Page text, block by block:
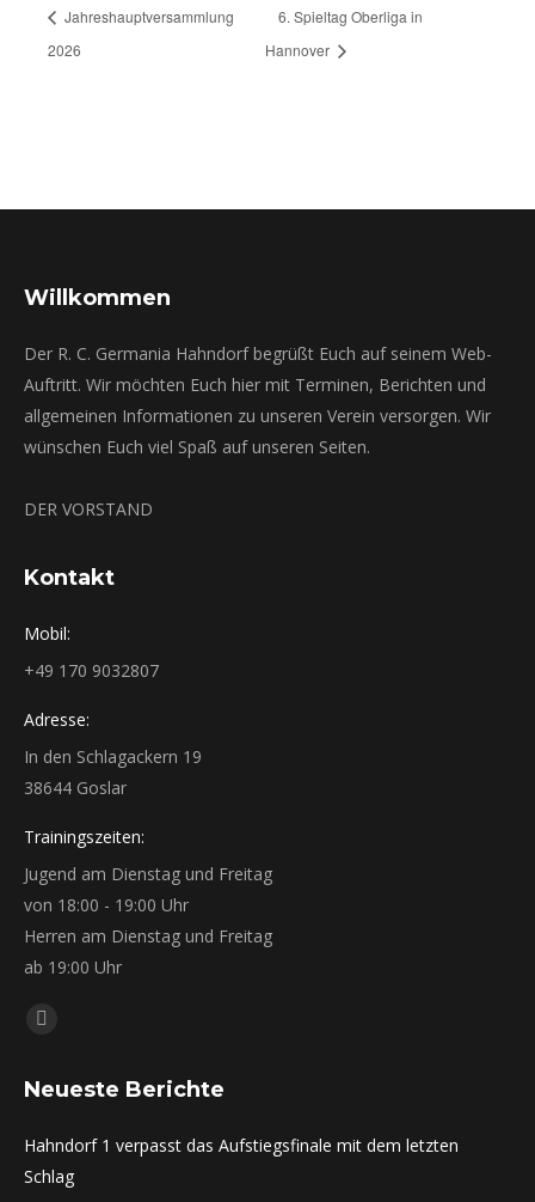
Jahreshauptversammlung
2026
6. Spieltag Oberliga in
Hannover
Willkommen
Der R. C. Germania Hahndorf begrüßt Euch auf seinem Web-
Auftritt. Wir möchten Euch hier mit Terminen, Berichten und
allgemeinen Informationen zu unseren Verein versorgen. Wir
wünschen Euch viel Spaß auf unseren Seiten.
DER VORSTAND
Kontakt
Mobil:
+49 170 9032807
Adresse:
In den Schlagackern 19
38644 Goslar
Trainingszeiten:
Jugend am Dienstag und Freitag
von 18:00 - 19:00 Uhr
Herren am Dienstag und Freitag
ab 19:00 Uhr
Finden Sie uns auf:
Instagram
opens
new
window
Neueste Berichte
Hahndorf 1 verpasst das Aufstiegsfinale mit dem letzten
Schlag